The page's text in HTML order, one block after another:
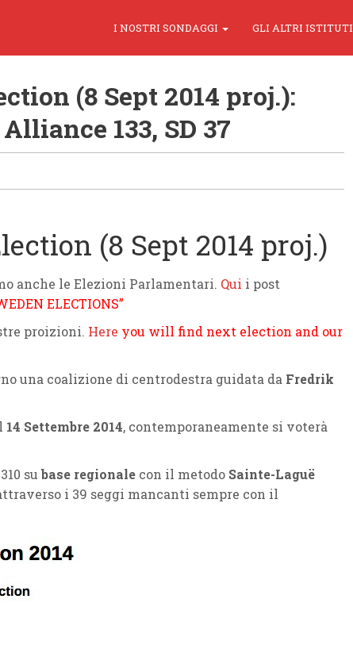
I NOSTRI SONDAGGI GLI ALTRI ISTITUTI
(8 Sept 2014 proj.):
133, SD 37
(8 Sept 2014 proj.)
anche le Elezioni Parlamentari. Qui i post
ELECTIONS”
proizioni. Here you will find next election and our
una coalizione di centrodestra guidata da Fredrik
14 Settembre 2014, contemporaneamente si voterà
subase regionale con il metodo Sainte-Laguë
i 39 seggi mancanti sempre con il